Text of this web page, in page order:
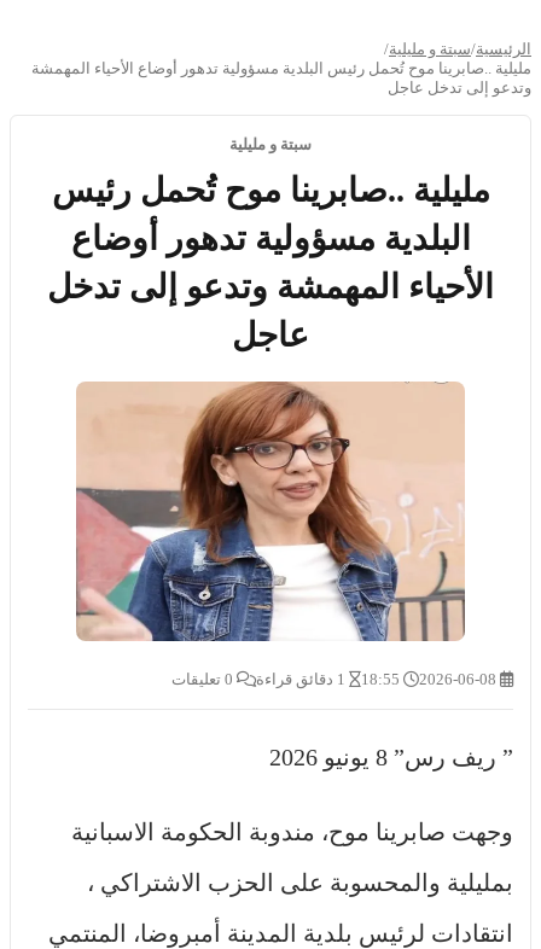
الرئيسية/سبتة و مليلية/
مليلية ..صابرينا موح تُحمل رئيس البلدية مسؤولية تدهور أوضاع الأحياء المهمشة
وتدعو إلى تدخل عاجل
سبتة و مليلية
مليلية ..صابرينا موح تُحمل رئيس
البلدية مسؤولية تدهور أوضاع
الأحياء المهمشة وتدعو إلى تدخل
عاجل
” ريف رس” 8 يونيو 2026
وجهت صابرينا موح، مندوبة الحكومة الاسبانية
بمليلية والمحسوبة على الحزب الاشتراكي ،
انتقادات لرئيس بلدية المدينة أمبروضا، المنتمي